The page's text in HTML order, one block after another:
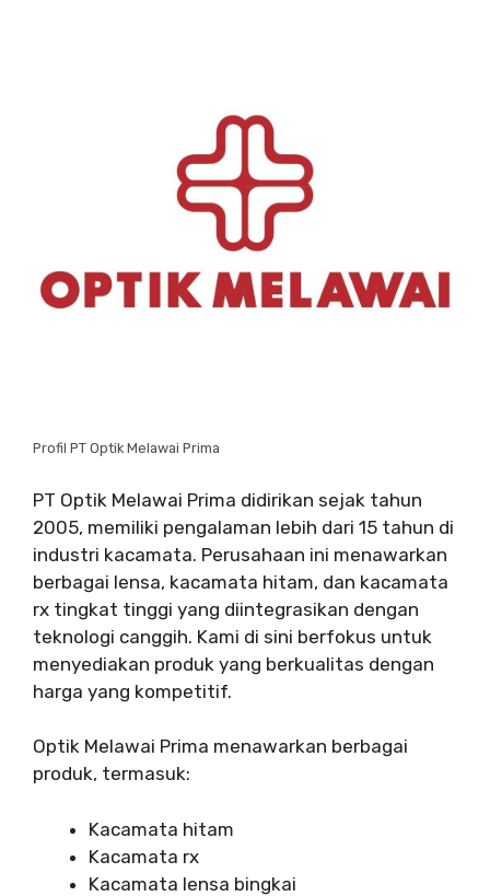
Profil PT Optik Melawai Prima
PT Optik Melawai Prima didirikan sejak tahun
2005, memiliki pengalaman lebih dari 15 tahun di
industri kacamata. Perusahaan ini menawarkan
berbagai lensa, kacamata hitam, dan kacamata
rx tingkat tinggi yang diintegrasikan dengan
teknologi canggih. Kami di sini berfokus untuk
menyediakan produk yang berkualitas dengan
harga yang kompetitif.
Optik Melawai Prima menawarkan berbagai
produk, termasuk:
Kacamata hitam
Kacamata rx
Kacamata lensa bingkai